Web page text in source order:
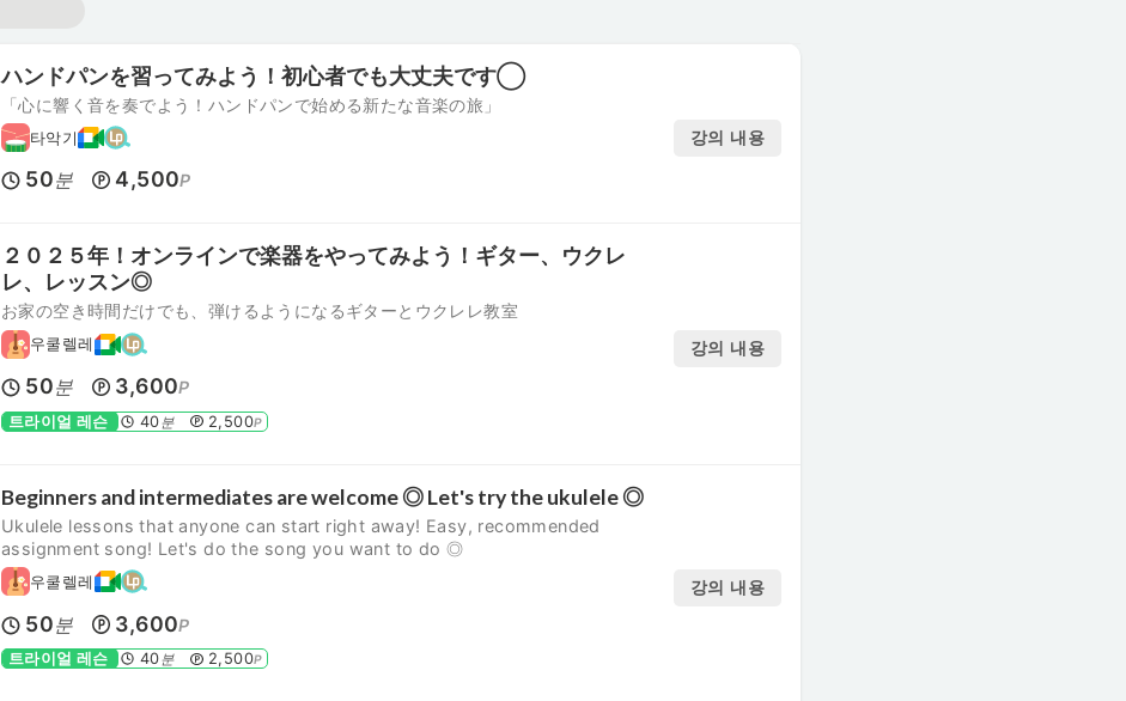
ハンドパンを習ってみよう！初心者でも大丈夫です◯
「心に響く音を奏でよう！ハンドパンで始める新たな音楽の旅」
타악기
50분 4,500P
강의 내용
２０２５年！オンラインで楽器をやってみよう！ギター、ウクレ
レ、レッスン◎
お家の空き時間だけでも、弾けるようになるギターとウクレレ教室
우쿨렐레
50분 3,600P
트라이얼 레슨 40분 2,500P
강의 내용
Beginners and intermediates are welcome ◎ Let's try the ukulele ◎
Ukulele lessons that anyone can start right away! Easy, recommended
assignment song! Let's do the song you want to do ◎
우쿨렐레
50분 3,600P
트라이얼 레슨 40분 2,500P
강의 내용